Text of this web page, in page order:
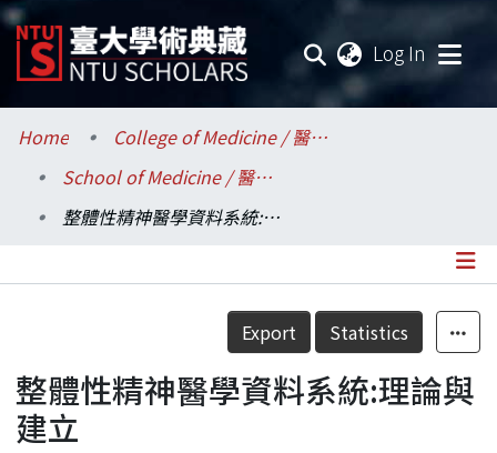
Log In
Communities & Collections
Research Outputs
Statistics
Home
College of Medicine / 醫學院
School of Medicine / 醫學系
整體性精神醫學資料系統:理論與建立
Details
Export Statistics
整體性精神醫學資料系統:理論與
建立